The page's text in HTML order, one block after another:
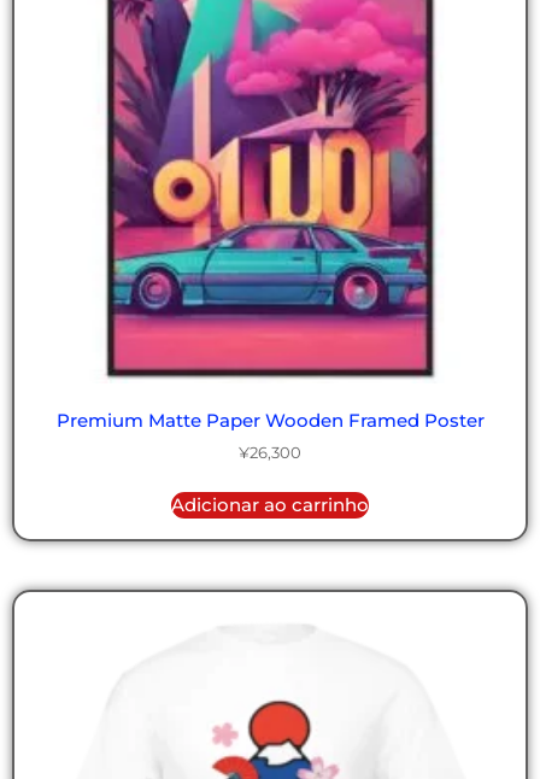
Premium Matte Paper Wooden Framed Poster
¥26,300
Adicionar ao carrinho